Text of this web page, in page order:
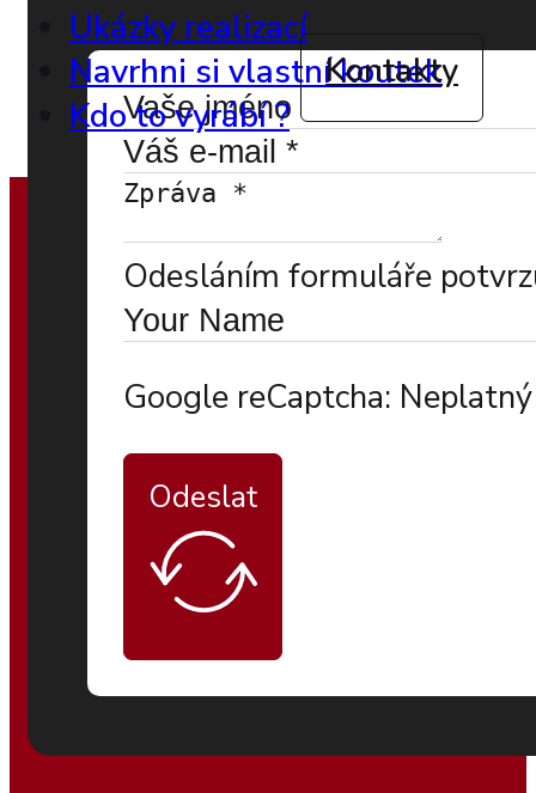
Ukázky realizací
Navrhni si vlastní koutek
Kdo to vyrábí ?
Kontakty
Odesláním formuláře
Google reCaptcha:
Odeslat